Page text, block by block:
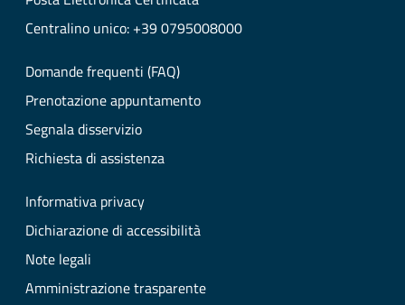
Centralino unico: +39 0795008000
Domande frequenti (FAQ)
Prenotazione appuntamento
Segnala disservizio
Richiesta di assistenza
Informativa privacy
Dichiarazione di accessibilità
Note legali
Amministrazione trasparente